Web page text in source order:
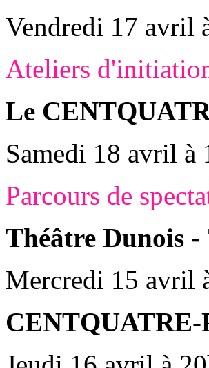
Vendredi 17 avril
Ateliers
Le
Samedi 18 avril à
Parcours de
Théâtre Dunois -
Mercredi 15 avril